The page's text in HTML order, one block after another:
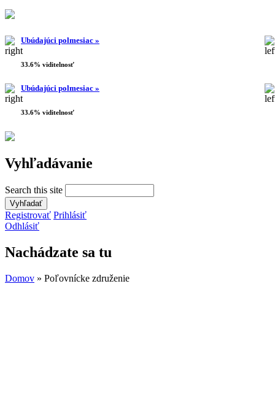
Ubúdajúci polmesiac »
33.6% viditelnosť
Ubúdajúci polmesiac »
33.6% viditelnosť
Vyhľadávanie
Search this site
Registrovať Prihlásiť
Odhlásiť
Nachádzate sa tu
Domov » Poľovnícke združenie